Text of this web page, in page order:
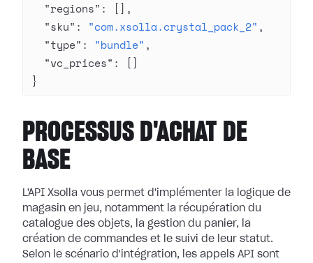
  "regions"
: [],
  "sku"
: "com.xsolla.crystal_pack_2" ,
  "type"
: "bundle" ,
  "vc_prices"
: []
}
PROCESSUS D'ACHAT DE
BASE
L'API Xsolla vous permet d'implémenter la logique de
magasin en jeu, notamment la récupération du
catalogue des objets, la gestion du panier, la
création de commandes et le suivi de leur statut.
Selon le scénario d'intégration, les appels API sont